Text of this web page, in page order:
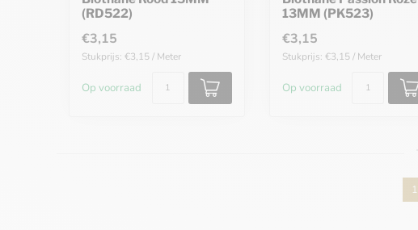
(RD522)
€3,15
Stukprijs: €3,15 / Meter
Op voorraad
13MM (PK523)
€3,15
Stukprijs: €3,15 / Meter
Op voorraad
1